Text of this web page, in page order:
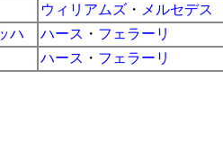
ウィリアムズ ・ メルセデス
ハ ハース ・ フェラーリ
ハース ・ フェラーリ